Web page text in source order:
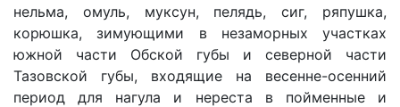
нельма, омуль, муксун, пелядь, сиг, ряпушка,
корюшка, зимующими в незаморных участках
южной части Обской губы и северной части
Тазовской губы, входящие на весенне-осенний
период для нагула и нереста в пойменные и